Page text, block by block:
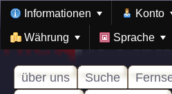
Informationen Konto
Währung Sprache
über uns Suche